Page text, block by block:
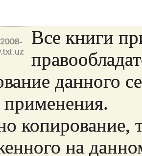
Все книги
данного
применения.
копирование,
на